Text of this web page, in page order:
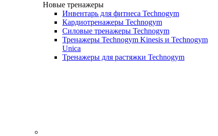
Новые тренажеры
Инвентарь для фитнеса Technogym
Кардиотренажеры Technogym
Силовые тренажеры Technogym
Тренажеры Technogym Kinesis и Technogym
Unica
Тренажеры для растяжки Technogym